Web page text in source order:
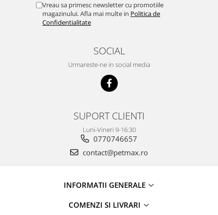
Vreau sa primesc newsletter cu promotiile
magazinului. Afla mai multe in Politica de
Confidentialitate
SOCIAL
Urmareste-ne in social media
SUPORT CLIENTI
Luni-Vineri 9-16:30
0770746657
contact@petmax.ro
INFORMATII GENERALE
COMENZI SI LIVRARI